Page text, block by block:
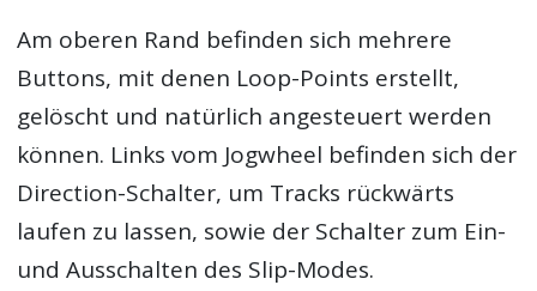
Am oberen Rand befinden sich mehrere
Buttons, mit denen Loop-Points erstellt,
gelöscht und natürlich angesteuert werden
können. Links vom Jogwheel befinden sich der
Direction-Schalter, um Tracks rückwärts
laufen zu lassen, sowie der Schalter zum Ein-
und Ausschalten des Slip-Modes.